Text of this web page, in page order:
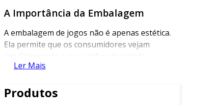
A Importância da Embalagem
A embalagem de jogos não é apenas estética.
Ela permite que os consumidores vejam
imediatamente o que estão adquirindo.
Portanto, a primeira impressão gerada pela
compra.
Ler Mais
Produtos